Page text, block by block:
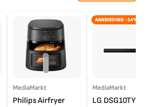
MediaMarkt
Philips Airfryer
AANBIEDING -14%
MediaMarkt
LG DSG10TY